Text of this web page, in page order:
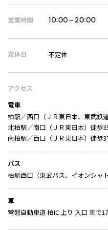
営業時間 10:00～20:00
定休日 不定休
アクセス
電車
柏駅／西口（ＪＲ東日本、東武鉄
北柏駅／南口（ＪＲ東日本）徒歩
南柏駅／西口（ＪＲ東日本）徒歩
バス
柏駅西口（東武バス、イオンシャ
車
常磐自動車道 柏IC 上り 入口 車で